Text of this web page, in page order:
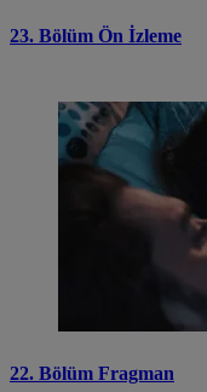
23. Bölüm Ön İzleme
22. Bölüm Fragman